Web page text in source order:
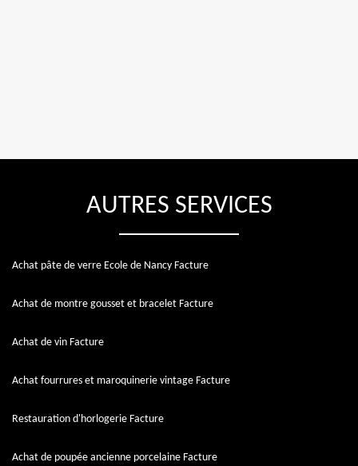
AUTRES SERVICES
Achat pâte de verre Ecole de Nancy Facture
Achat de montre gousset et bracelet Facture
Achat de vin Facture
Achat fourrures et maroquinerie vintage Facture
Restauration d'horlogerie Facture
Achat de poupée ancienne porcelaine Facture